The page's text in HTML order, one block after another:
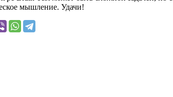
мышление. Удачи!